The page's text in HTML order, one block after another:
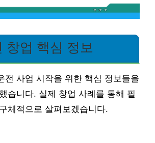
창업 핵심 정보
전 사업 시작을 위한 핵심 정보들을
습니다. 실제 창업 사례를 통해 필
체적으로 살펴보겠습니다.